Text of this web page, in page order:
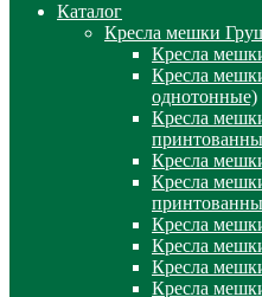
Каталог
Кресла мешки
Кресла
Кресла
однотонные)
Кресла
Кресла
Кресла
Кресла
Кресла
Кресла
Кресла